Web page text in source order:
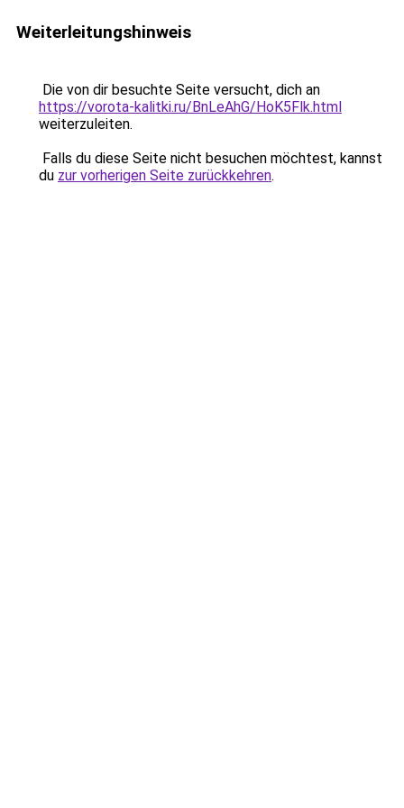
Weiterleitungshinweis
Die von dir besuchte Seite versucht, dich an
https://vorota-kalitki.ru/BnLeAhG/HoK5Flk.html
weiterzuleiten.
Falls du diese Seite nicht besuchen möchtest, kannst
du zur vorherigen Seite zurückkehren.